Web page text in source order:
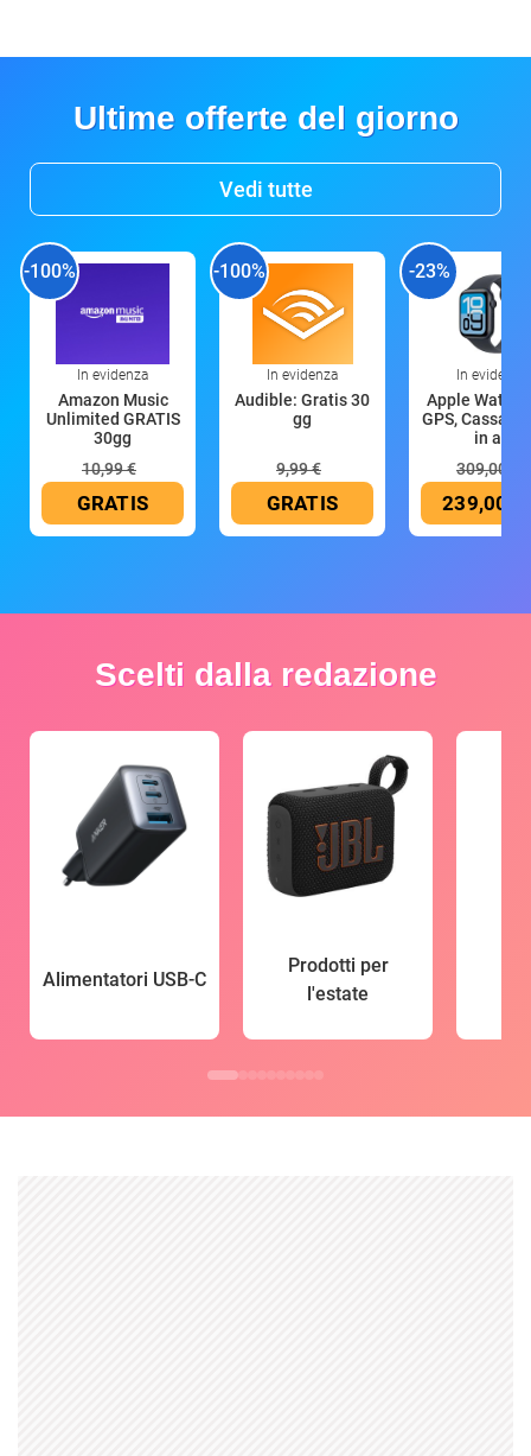
Ultime offerte del giorno
Vedi tutte
-100%
In evidenza
Amazon Music
Unlimited GRATIS
30gg
10,99 €
GRATIS
-100%
In evidenza
Audible: Gratis 30
gg
9,99 €
GRATIS
-23%
In evidenza
Apple Watch
GPS, Cassa
in all
309,00 €
239,00 €
Scelti dalla redazione
Alimentatori USB-C
Prodotti per
l'estate